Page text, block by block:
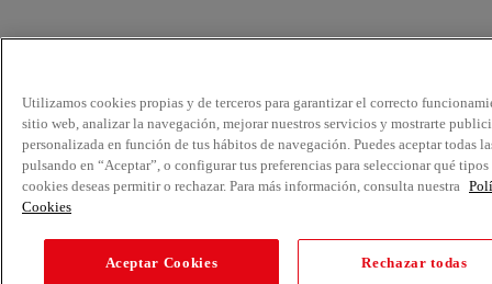
Utilizamos cookies propias y de terceros para garantizar el correcto
sitio web, analizar la navegación, mejorar nuestros servicios y mostrarte
personalizada en función de tus hábitos de navegación. Puedes aceptar todas
pulsando en “Aceptar”, o configurar tus preferencias para seleccionar qué tipos
cookies deseas permitir o rechazar. Para más información, consulta nuestra
Cookies
Aceptar Cookies Rechazar todas